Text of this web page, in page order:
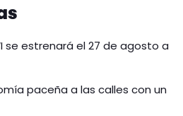
se estrenará el 27 de agosto a
paceña a las calles con un